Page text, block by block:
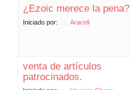
¿Ezoic merece la pena?
Iniciado por: Araceli
venta de artículos
patrocinados.